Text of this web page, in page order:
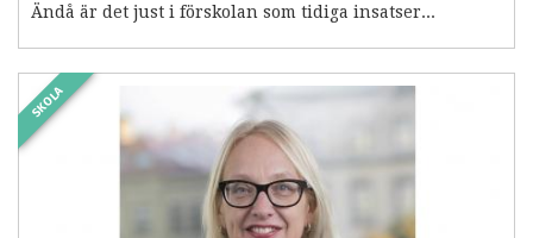
Ändå är det just i förskolan som tidiga insatser...
SKOLA